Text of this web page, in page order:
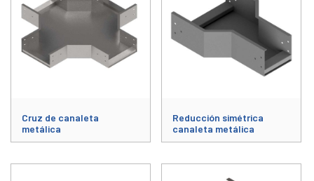
Cruz de canaleta
metálica
Reducción simétrica
canaleta metálica